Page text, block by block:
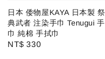
日本 倭物屋KAYA 日本製 祭
典武者 注染手巾 Tenugui 手
巾 純棉 手拭巾
Regular
NT$ 330